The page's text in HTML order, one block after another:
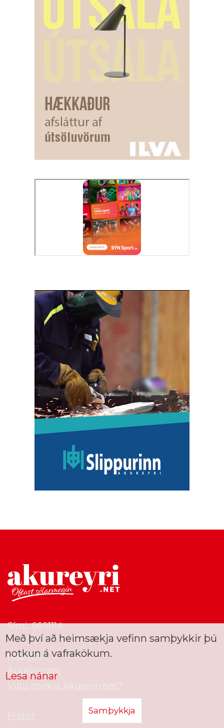
Sími: 6691114
Ritstjóri
Auglýsingar
Viltu styrkja Akureyri.net?
Fréttir
Með því að heimsækja vefinn samþykkir þú
notkun á vafrakökum.
Lesa nánar
Samþykkja